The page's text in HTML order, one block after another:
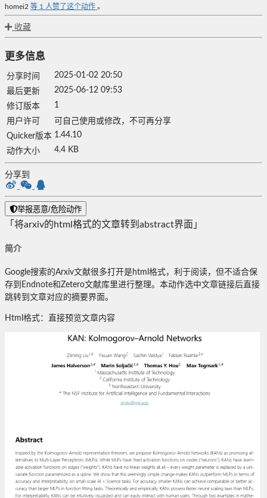
homei2 等 1 人赞了这个动作 。
收藏
更多信息
分享时间
2025-01-02 20:50
最后更新
2025-06-12 09:53
修订版本
1
用户许可
可自己使用或修改，不可再分享
Quicker版本 1.44.10
动作大小
4.4 KB
分享到
举报恶意/危险动作
「将arxiv的html格式的文章转到abstract界面」
简介
Google搜索的Arxiv文献很多打开是html格式，利于阅读，但不适合保
存到Endnote和Zetero文献库里进行整理。本动作选中文章链接后直接
跳转到文章对应的摘要界面。
Html格式：直接预览文章内容